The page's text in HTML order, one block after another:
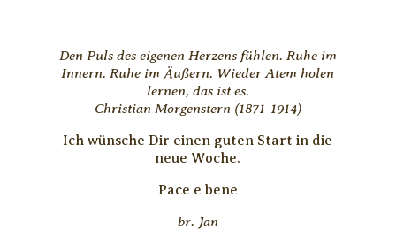
Den Puls des eigenen Herzens fühlen. Ruhe im
Innern. Ruhe im Äußern. Wieder Atem holen
lernen, das ist es.
Christian Morgenstern (1871-1914)
Ich wünsche Dir einen guten Start in die
neue Woche.
Pace e bene
br. Jan